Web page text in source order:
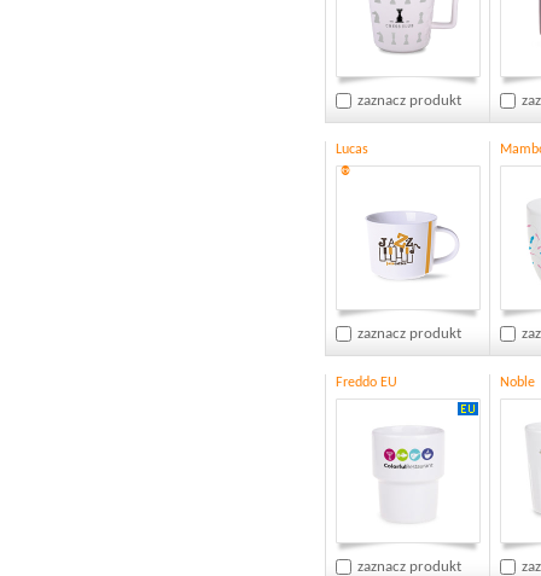
zaznacz produkt
Lucas
®
zaznacz produkt
Freddo EU
zaznacz produkt
Noble